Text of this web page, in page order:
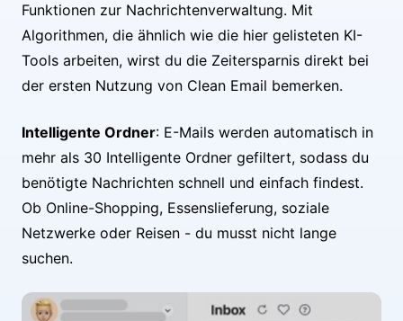
Funktionen zur Nachrichtenverwaltung. Mit
Algorithmen, die ähnlich wie die hier gelisteten KI-
Tools arbeiten, wirst du die Zeitersparnis direkt bei
der ersten Nutzung von Clean Email bemerken.
Intelligente Ordner: E-Mails werden automatisch in
mehr als 30 Intelligente Ordner gefiltert, sodass du
benötigte Nachrichten schnell und einfach findest.
Ob Online-Shopping, Essenslieferung, soziale
Netzwerke oder Reisen - du musst nicht lange
suchen.